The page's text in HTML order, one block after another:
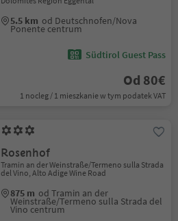
5.5 km od Deutschnofen/Nova
Ponente centrum
Südtirol Guest Pass
Od 80€
1 nocleg / 1 mieszkanie w tym podatek VAT
Rosenhof
Tramin an der Weinstraße/Termeno sulla Strada
del Vino, Alto Adige Wine Road
875 m od Tramin an der
Weinstraße/Termeno sulla Strada del
Vino centrum